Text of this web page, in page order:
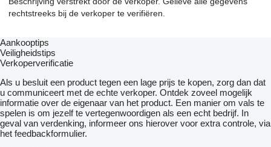
Opbouw
Schotelhoogte: 110 cm
DAF XF 460 FT
Euro6
Automaat
New tacho Gen2 V2
Parking airco / Standairco
2 x Tank
Koelkast
Standkachel
2 x Bed
Accu's achter in chassis
DEB+
rechtstreeks bij de verkoper te verifiëren.
Aankooptips
Veiligheidstips
Verkoperverificatie
Als u besluit een product tegen een lage prijs te kopen, zorg dan dat
u communiceert met de echte verkoper. Ontdek zoveel mogelijk
informatie over de eigenaar van het product. Een manier om vals te
spelen is om jezelf te vertegenwoordigen als een echt bedrijf. In
geval van verdenking, informeer ons hierover voor extra controle, via
het feedbackformulier.